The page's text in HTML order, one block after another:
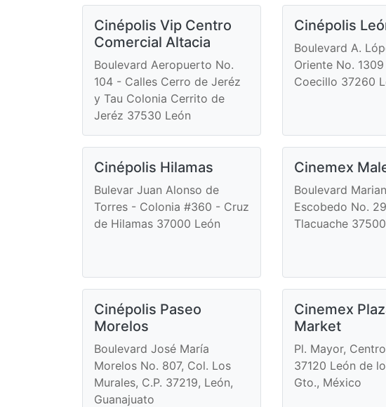
Cinépolis Vip Centro
Comercial Altacia
Boulevard Aeropuerto No.
104 - Calles Cerro de Jeréz
y Tau Colonia Cerrito de
Jeréz 37530 León
Cinépolis
Boulevard A.
Oriente No.
Coecillo 37260
Cinépolis Hilamas
Bulevar Juan Alonso de
Torres - Colonia #360 - Cruz
de Hilamas 37000 León
Cinemex
Boulevard
Escobedo No.
Tlacuache
Cinépolis Paseo
Morelos
Boulevard José María
Morelos No. 807, Col. Los
Murales, C.P. 37219, León,
Guanajuato
Cinemex
Market
Pl. Mayor,
37120 León de
Gto., México